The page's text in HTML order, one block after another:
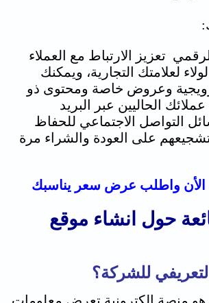
تعزيز الارتباط مع العملاء
لعلامتك التجارية، ويمكنك
وعروض خاصة ومحتوى ذو
الحاليين عبر البريد
التواصل الاجتماعي للحفاظ
على العودة والشراء مرة
الأن واطلب عرض سعر يناسبك
حول انشاء موقع
للشركة؟